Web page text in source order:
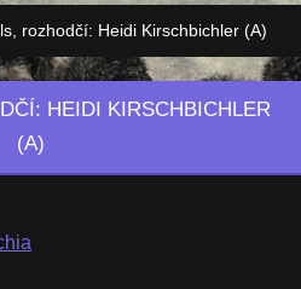
rozhodčí: Heidi Kirschbichler (A)
HEIDI KIRSCHBICHLER
(A)